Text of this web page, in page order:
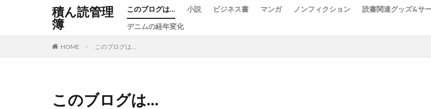
積ん読管理
簿
このブログは… 小説 ビジネス書 マンガ ノンフィクション 読書関連グッズ&サ
デニムの経年変化
HOME このブログは…
このブログは…
カテゴリー